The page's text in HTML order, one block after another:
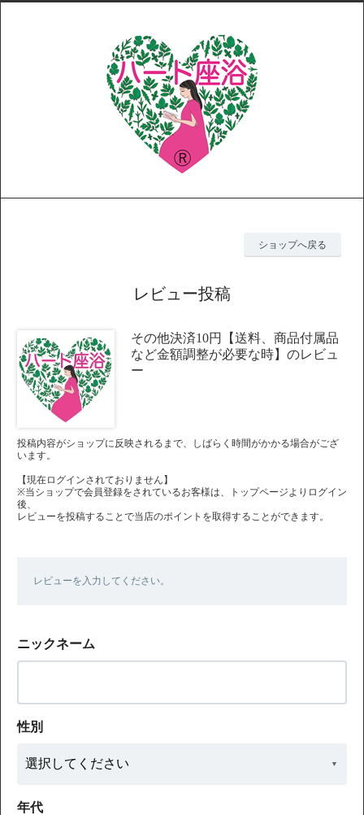
ショップへ戻る
レビュー投稿
その他決済10円【送料、商品付属品
など金額調整が必要な時】のレビュ
ー
投稿内容がショップに反映されるまで、しばらく時間がかかる場合がござ
います。
【現在ログインされておりません】
※当ショップで会員登録をされているお客様は、トップページよりログイン
後、
レビューを投稿することで当店のポイントを取得することができます。
レビューを入力してください。
ニックネーム
性別
年代